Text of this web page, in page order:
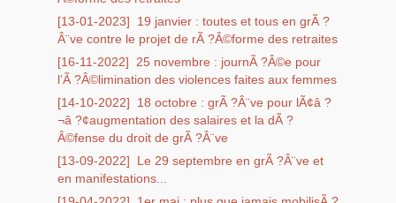
[13-01-2023]
19 janvier : toutes et tous en grÃ ?
Â¨ve contre le projet de rÃ ?Â©forme des retraites
[16-11-2022]
25 novembre : journÃ ?Â©e pour
l’Ã ?Â©limination des violences faites aux femmes
[14-10-2022]
18 octobre : grÃ ?Â¨ve pour lÃ¢â ?
¬â ?¢augmentation des salaires et la dÃ ?
Â©fense du droit de grÃ ?Â¨ve
[13-09-2022]
Le 29 septembre en grÃ ?Â¨ve et
en manifestations...